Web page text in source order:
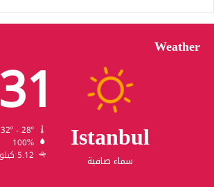
Weather
Istanbul
سماء صافية
31
100%
5.12 كيلومتر/ساعة